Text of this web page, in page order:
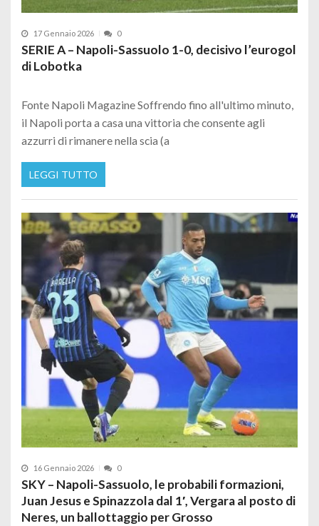
17 Gennaio 2026 0
SERIE A – Napoli-Sassuolo 1-0, decisivo l’eurogol
di Lobotka
Fonte Napoli Magazine Soffrendo fino all'ultimo minuto,
il Napoli porta a casa una vittoria che consente agli
azzurri di rimanere nella scia (a
LEGGI TUTTO
16 Gennaio 2026 0
SKY – Napoli-Sassuolo, le probabili formazioni,
Juan Jesus e Spinazzola dal 1′, Vergara al posto di
Neres, un ballottaggio per Grosso